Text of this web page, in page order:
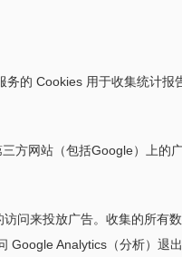
的 Cookies 用于收集统计
方网站（包括Google）上
问来投放广告。收集的所有
Analytics（分析）退